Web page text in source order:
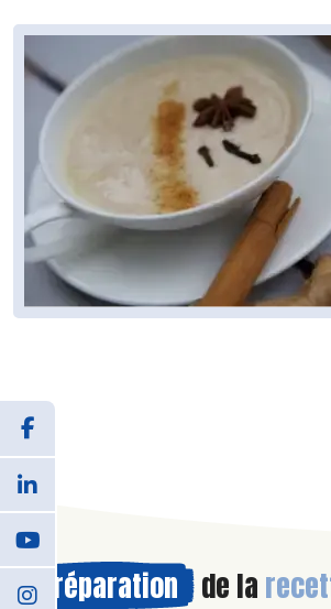
Préparation de la